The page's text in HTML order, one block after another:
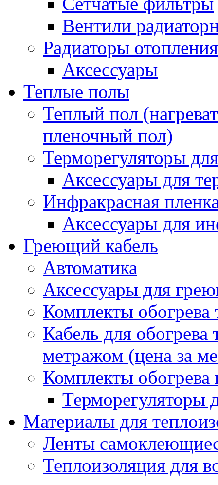
Вентили
Радиаторы отопления
Аксессуары
Теплые полы
Теплый пол
пленочный пол)
Терморегуляторы
Аксессуары для
Инфракрасная
Аксессуары для
Греющий кабель
Автоматика
Аксессуары для
Комплекты обогрева
Кабель для обогрева
метражом (цена за
Комплекты обогрева
Терморегуляторы
Материалы для
Ленты
Теплоизоляция для